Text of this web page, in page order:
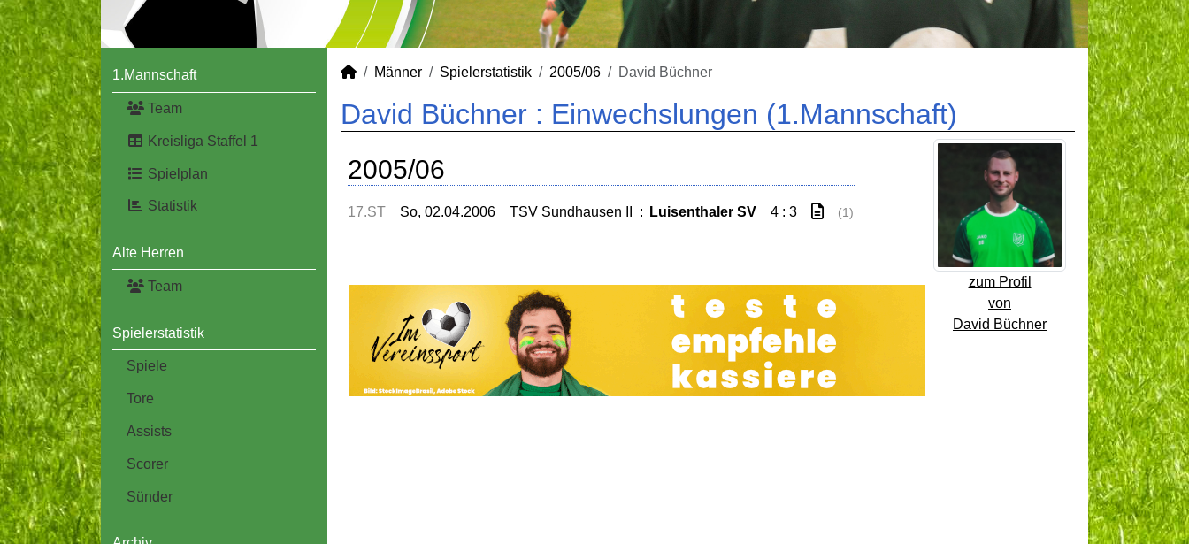
1.Mannschaft
Team
Kreisliga Staffel 1
Spielplan
Statistik
Alte Herren
Team
Spielerstatistik
Spiele
Tore
Assists
Scorer
Sünder
Männer Spielerstatistik 2005/06 David Büchner
David Büchner : Einwechslungen (1.Mannschaft)
zum Profil
von
David Büchner
2005/06
17.ST So, 02.04.2006 TSV Sundhausen II : Luisenthaler SV 4 : 3 (1)